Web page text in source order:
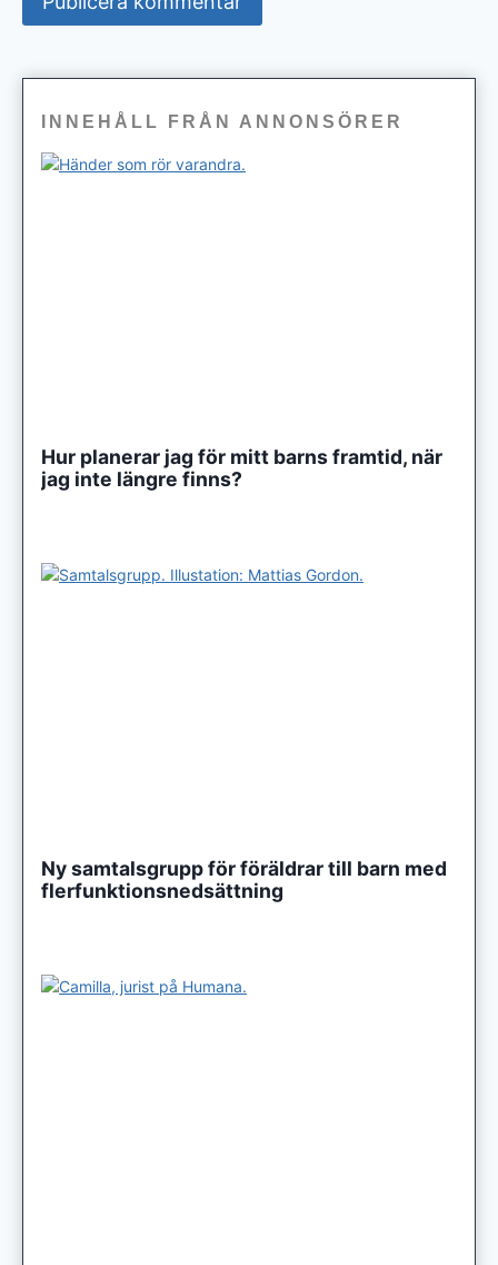
INNEHÅLL FRÅN ANNONSÖRER
Hur planerar jag för mitt barns framtid, när
jag inte längre finns?
Ny samtalsgrupp för föräldrar till barn med
flerfunktionsnedsättning